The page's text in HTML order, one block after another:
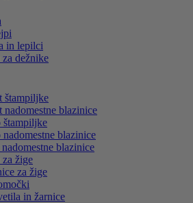
in lepilci
dežnike
štampiljke
nadomestne blazinice
štampiljke
blazinice
blazinice
žige
za žige
in žarnice